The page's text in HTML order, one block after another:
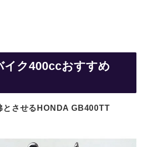
イク400ccおすすめ
とさせるHONDA GB400TT